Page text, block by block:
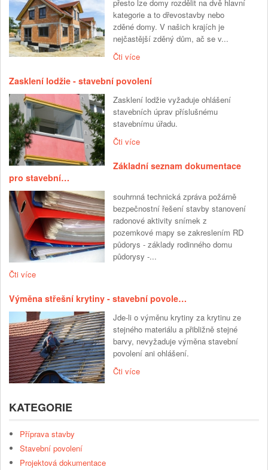
přesto lze domy rozdělit na dvě hlavní
kategorie a to dřevostavby nebo
zděné domy. V našich krajích je
nejčastější zděný dům, ač se v...
Čti více
Zasklení lodžie - stavební povolení
Zasklení lodžie vyžaduje ohlášení
stavebních úprav příslušnému
stavebnímu úřadu.
Čti více
Základní seznam dokumentace
pro stavební…
souhrnná technická zpráva požárně
bezpečnostní řešení stavby stanovení
radonové aktivity snímek z
pozemkové mapy se zakreslením RD
půdorys - základy rodinného domu
půdorysy -...
Čti více
Výměna střešní krytiny - stavební povole…
Jde-li o výměnu krytiny za krytinu ze
stejného materiálu a přibližně stejné
barvy, nevyžaduje výměna stavební
povolení ani ohlášení.
Čti více
KATEGORIE
Příprava stavby
Stavební povolení
Projektová dokumentace